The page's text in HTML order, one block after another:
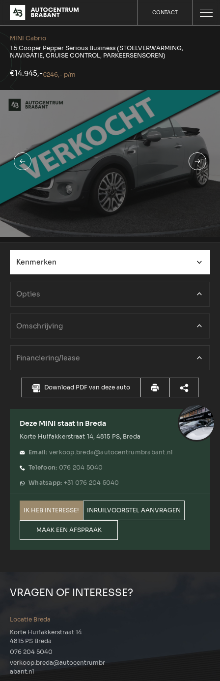
CONTACT
MINI Cabrio
1.5 Cooper Pepper Serious Business (STOELVERWARMING,
NAVIGATIE, CRUISE CONTROL, PARKEERSENSOREN)
€14.945,-€246,- p/m
Kenmerken
Opties
Omschrijving
Financiering/lease
Download PDF van deze auto
Deze MINI staat in Breda
Korte Huifakkerstraat 14, 4815 PS, Breda
Email: verkoop.breda@autocentrumbrabant.nl
Telefoon: 076 204 5040
Whatsapp: +31 076 204 5040
IK HEB INTERESSE! INRUILVOORSTEL AANVRAGEN
MAAK EEN AFSPRAAK
VRAGEN OF INTERESSE?
Locatie Breda
Korte Huifakkerstraat 14
4815 PS Breda
076 204 5040
verkoop.breda@autocentrumbr
abant.nl